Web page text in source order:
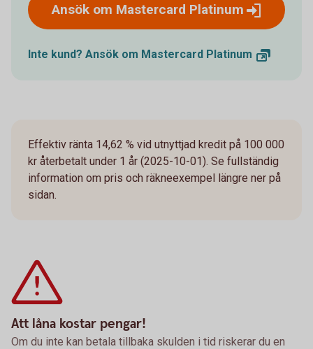
Ansök om Mastercard Platinum
Inte kund? Ansök om Mastercard Platinum
Effektiv ränta 14,62 % vid utnyttjad kredit på 100 000
kr återbetalt under 1 år (2025-10-01). Se fullständig
information om pris och räkneexempel längre ner på
sidan.
Att låna kostar pengar!
Om du inte kan betala tillbaka skulden i tid riskerar du en